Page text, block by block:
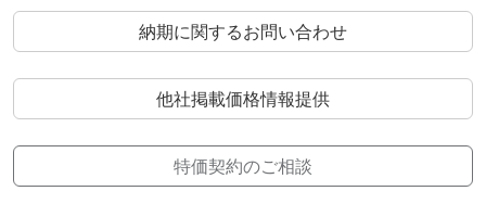
納期に関するお問い合わせ
他社掲載価格情報提供
特価契約のご相談